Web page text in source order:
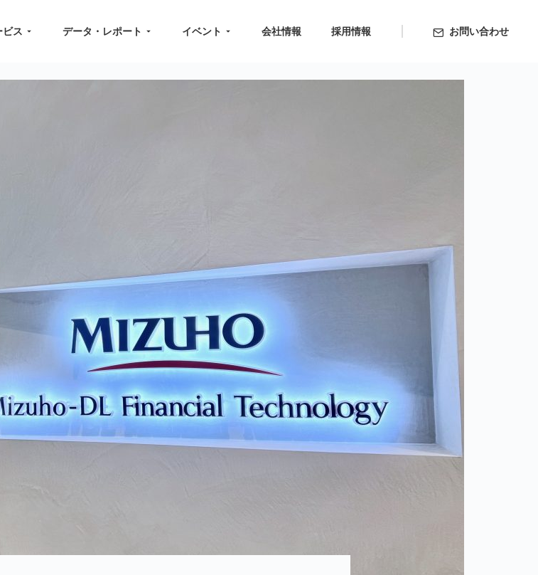
ビス データ・レポート イベント 会社情報 採用情報 お問い合わせ